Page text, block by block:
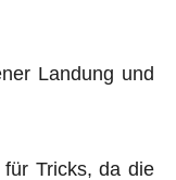
Landung und
Tricks, da die